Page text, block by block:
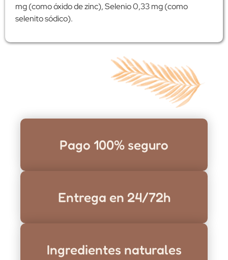
mg (como óxido de zinc), Selenio 0,33 mg (como
selenito sódico).
Pago 100% seguro
Entrega en 24/72h
Ingredientes naturales